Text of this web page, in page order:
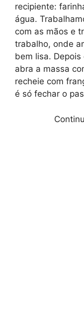
recipiente:
água.
com as mãos e
trabalho, onde
bem lisa.
abra a massa
recheie com
é só fechar o